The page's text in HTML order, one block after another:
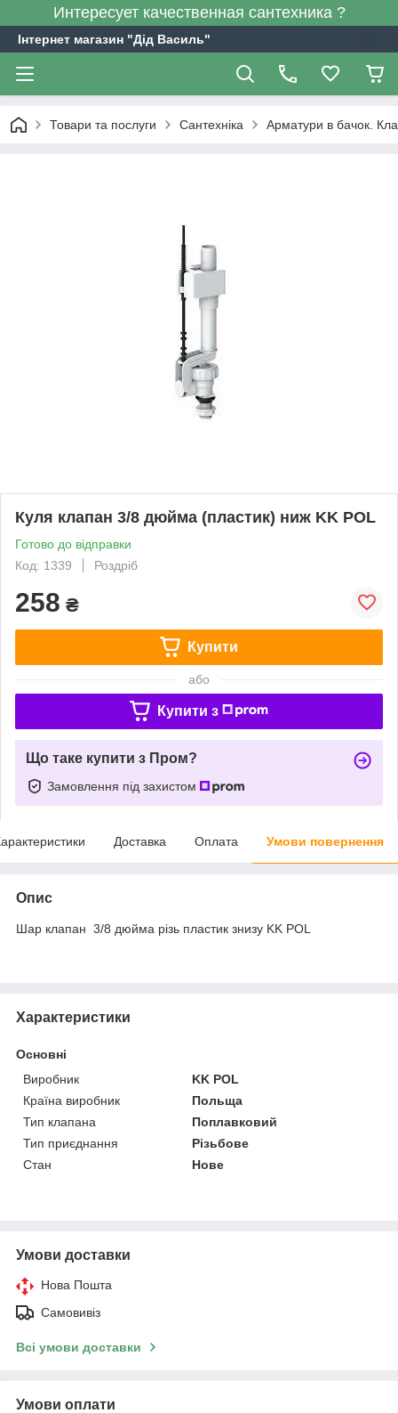
Интересует качественная сантехника ?
Інтернет магазин "Дід Василь"
Товари та послуги Сантехніка Арматури в бачок.
Куля клапан 3/8 дюйма (пластик) ниж KK POL
Готово до відправки
Код: 1339
Роздріб
258 ₴
Купити
або
Купити з
Що таке купити з Пром?
Замовлення під захистом
Доставка Оплата Умови повернення
Опис
Шар клапан 3/8 дюйма різь пластик знизу KK POL
Характеристики
Основні
Виробник
KK POL
Країна виробник
Польща
Тип клапана
Поплавковий
Тип приєднання
Різьбове
Стан
Нове
Умови доставки
Нова Пошта
Самовивіз
Всі умови доставки
Умови оплати